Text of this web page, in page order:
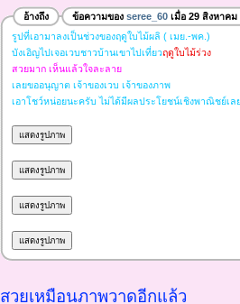
อ้างถึง ข้อความของ seree_60เมื่อ 29 สิงหาคม
รูปที่เอามาลงเป็นช่วงของฤดูใบไม้ผลิ ( เมย.-พค.)
บังเอิญไปเจอเวบชาวบ้านเขาไปเที่ยวฤดูใบไม้ร่วง
สวยมาก เห็นแล้วใจละลาย
เลยขออนุญาต เจ้าของเวบ เจ้าของภาพ
เอาโชว์หน่อยนะครับ ไม่ได้มีผลประโยชน์เชิงพาณิชย์เล
สวยเหมือนภาพวาดอีกแล้ว